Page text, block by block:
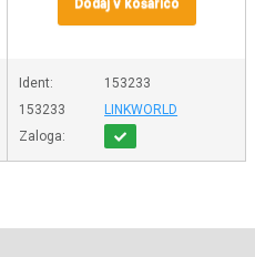
Dodaj v košarico
Ident:
153233
153233
LINKWORLD
Zaloga: